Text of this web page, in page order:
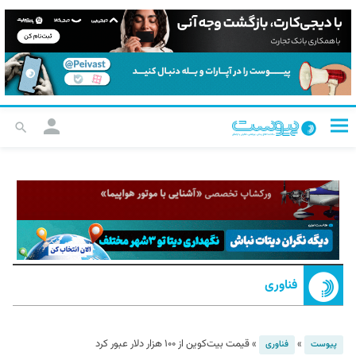
فناوری
پیوست » فناوری »قیمت بیت‌کوین از ۱۰۰ هزار دلار عبور کرد